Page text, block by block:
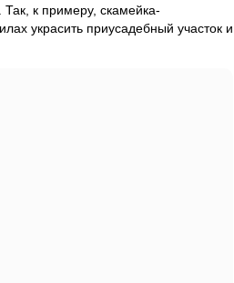
к примеру, скамейка-
украсить приусадебный участок и